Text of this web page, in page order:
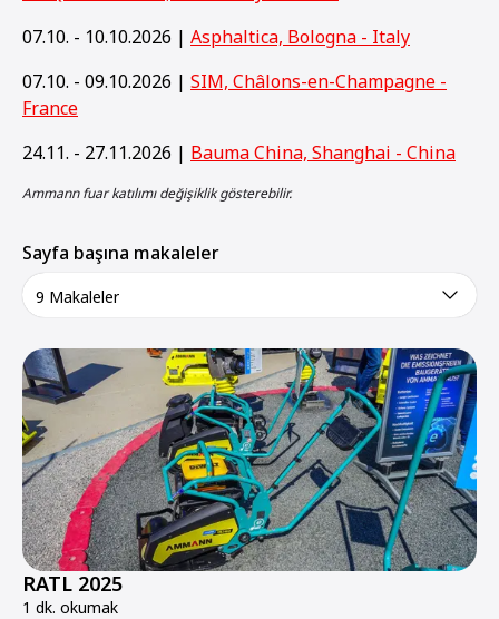
07.10. - 10.10.2026 | Asphaltica, Bologna - Italy
07.10. - 09.10.2026 | SIM, Châlons-en-Champagne -
France
24.11. - 27.11.2026 | Bauma China, Shanghai - China
Ammann fuar katılımı değişiklik gösterebilir.
Sayfa başına makaleler
9 Makaleler
RATL 2025
1 dk. okumak